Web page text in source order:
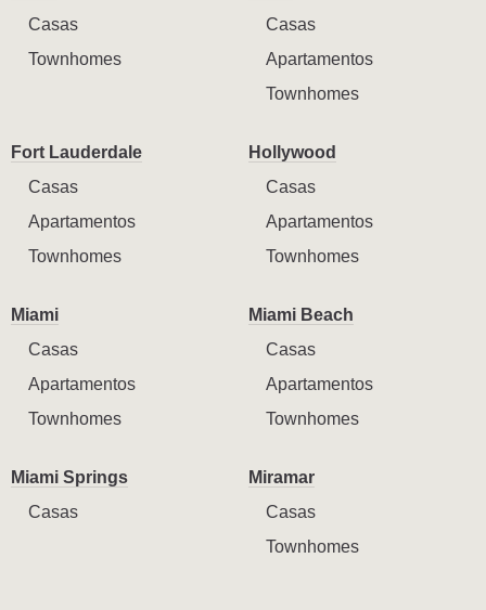
Casas
Townhomes
Casas
Apartamentos
Townhomes
Fort Lauderdale
Casas
Apartamentos
Townhomes
Hollywood
Casas
Apartamentos
Townhomes
Miami
Casas
Apartamentos
Townhomes
Miami Beach
Casas
Apartamentos
Townhomes
Miami Springs
Casas
Miramar
Casas
Townhomes